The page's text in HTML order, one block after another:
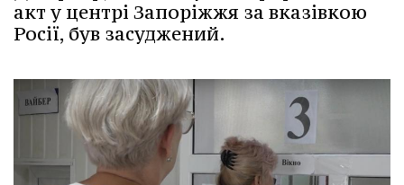
акт у центрі Запоріжжя за вказівкою
Росії, був засуджений.